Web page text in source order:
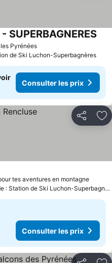
Pyrénées
de Ski Luchon-Superbagnères
Consulter les prix
Partager
tes aventures en montagne
à 2.4 km de : Station de Ski Luchon-Superbagnères
Consulter les prix